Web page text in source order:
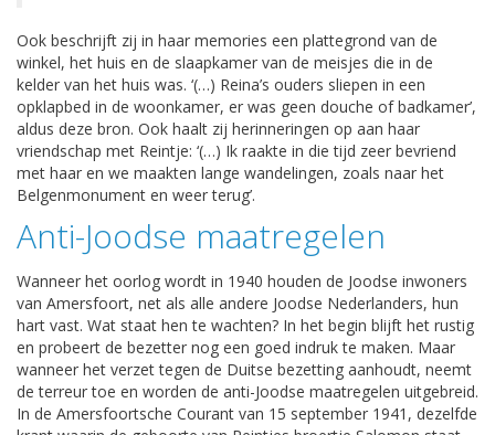
Ook beschrijft zij in haar memories een plattegrond van de
winkel, het huis en de slaapkamer van de meisjes die in de
kelder van het huis was. ‘(…) Reina’s ouders sliepen in een
opklapbed in de woonkamer, er was geen douche of badkamer’,
aldus deze bron. Ook haalt zij herinneringen op aan haar
vriendschap met Reintje: ‘(…) Ik raakte in die tijd zeer bevriend
met haar en we maakten lange wandelingen, zoals naar het
Belgenmonument en weer terug’.
Anti-Joodse maatregelen
Wanneer het oorlog wordt in 1940 houden de Joodse inwoners
van Amersfoort, net als alle andere Joodse Nederlanders, hun
hart vast. Wat staat hen te wachten? In het begin blijft het rustig
en probeert de bezetter nog een goed indruk te maken. Maar
wanneer het verzet tegen de Duitse bezetting aanhoudt, neemt
de terreur toe en worden de anti-Joodse maatregelen uitgebreid.
In de Amersfoortsche Courant van 15 september 1941, dezelfde